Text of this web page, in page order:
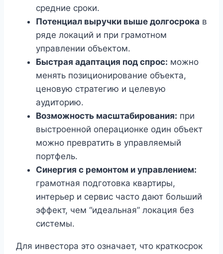
средние сроки.
Потенциал выручки выше долгосрока в
ряде локаций и при грамотном
управлении объектом.
Быстрая адаптация под спрос: можно
менять позиционирование объекта,
ценовую стратегию и целевую
аудиторию.
Возможность масштабирования: при
выстроенной операционке один объект
можно превратить в управляемый
портфель.
Синергия с ремонтом и управлением:
грамотная подготовка квартиры,
интерьер и сервис часто дают больший
эффект, чем “идеальная” локация без
системы.
Для инвестора это означает, что краткосрок